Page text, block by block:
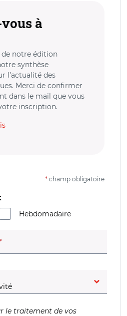
à
de notre édition
synthèse
l’actualité des
Merci de confirmer
dans le mail que vous
inscription.
* champ obligatoire
Hebdomadaire
(champ obligatoire)
le traitement de vos